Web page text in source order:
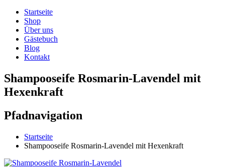
Startseite
Shop
Über uns
Gästebuch
Blog
Kontakt
Shampooseife Rosmarin-Lavendel mit
Hexenkraft
Pfadnavigation
Startseite
Shampooseife Rosmarin-Lavendel mit Hexenkraft